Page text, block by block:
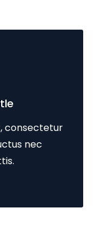
consectetur
nec